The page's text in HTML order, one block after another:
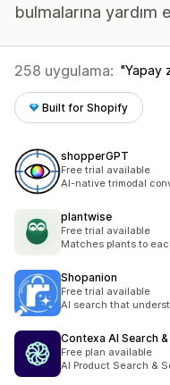
bulmalarına yardım
258 uygulama: Yapay
Built for Shopify
shopperGPT
Free trial available
AI-native trimodal
plantwise
Free trial available
Matches plants to
Shopanion
Free trial available
AI search that
Contexa AI Search
Free plan available
AI Product Search &